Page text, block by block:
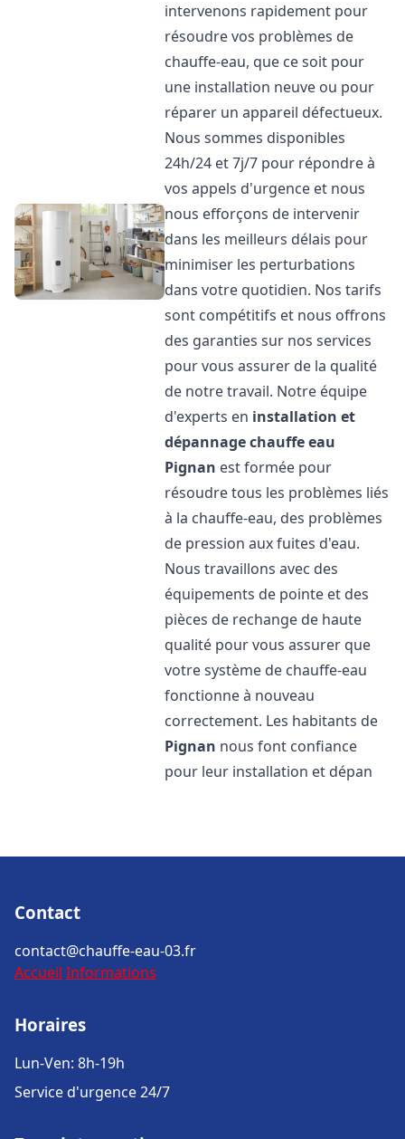
intervenons rapidement pour
résoudre vos problèmes de
chauffe-eau, que ce soit pour
une installation neuve ou pour
réparer un appareil défectueux.
Nous sommes disponibles
24h/24 et 7j/7 pour répondre à
vos appels d'urgence et nous
nous efforçons de intervenir
dans les meilleurs délais pour
minimiser les perturbations
dans votre quotidien. Nos tarifs
sont compétitifs et nous offrons
des garanties sur nos services
pour vous assurer de la qualité
de notre travail. Notre équipe
d'experts en installation et
dépannage chauffe eau
Pignan est formée pour
résoudre tous les problèmes liés
à la chauffe-eau, des problèmes
de pression aux fuites d'eau.
Nous travaillons avec des
équipements de pointe et des
pièces de rechange de haute
qualité pour vous assurer que
votre système de chauffe-eau
fonctionne à nouveau
correctement. Les habitants de
Pignan nous font confiance
pour leur installation et dépan
Contact
contact@chauffe-eau-03.fr
Accueil Informations
Horaires
Lun-Ven: 8h-19h
Service d'urgence 24/7